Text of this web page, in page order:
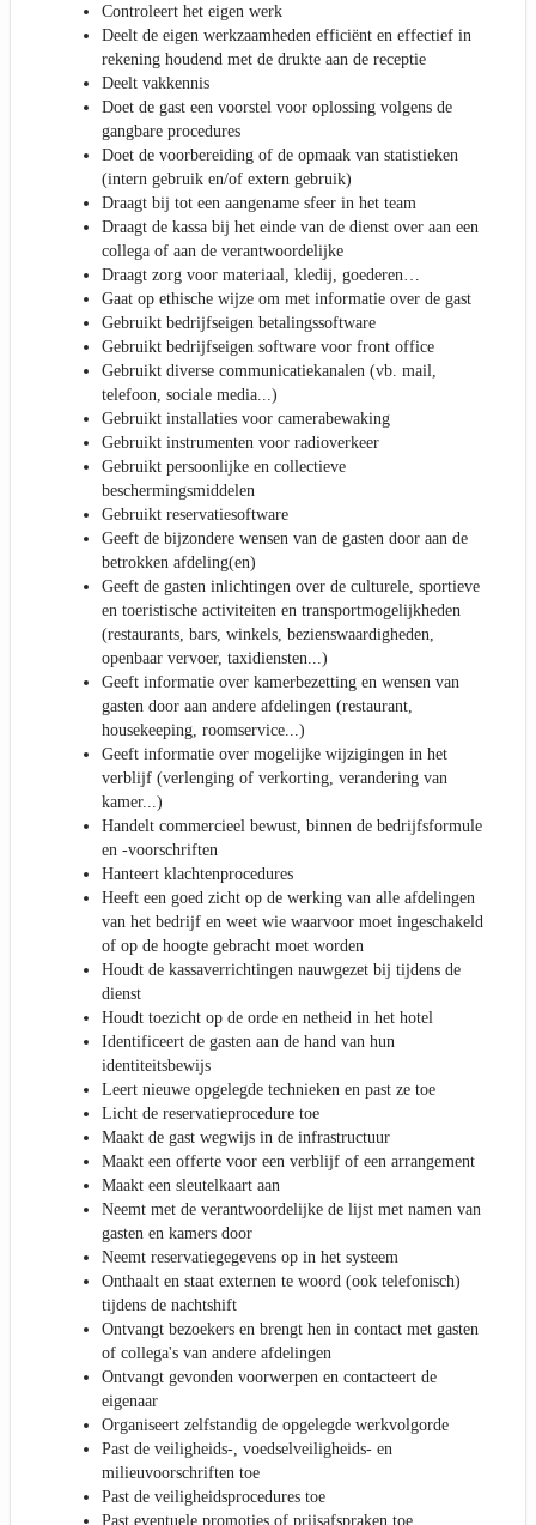
Controleert het eigen werk
Deelt de eigen werkzaamheden efficiënt en effectief in
rekening houdend met de drukte aan de receptie
Deelt vakkennis
Doet de gast een voorstel voor oplossing volgens de
gangbare procedures
Doet de voorbereiding of de opmaak van statistieken
(intern gebruik en/of extern gebruik)
Draagt bij tot een aangename sfeer in het team
Draagt de kassa bij het einde van de dienst over aan een
collega of aan de verantwoordelijke
Draagt zorg voor materiaal, kledij, goederen…
Gaat op ethische wijze om met informatie over de gast
Gebruikt bedrijfseigen betalingssoftware
Gebruikt bedrijfseigen software voor front office
Gebruikt diverse communicatiekanalen (vb. mail,
telefoon, sociale media...)
Gebruikt installaties voor camerabewaking
Gebruikt instrumenten voor radioverkeer
Gebruikt persoonlijke en collectieve
beschermingsmiddelen
Gebruikt reservatiesoftware
Geeft de bijzondere wensen van de gasten door aan de
betrokken afdeling(en)
Geeft de gasten inlichtingen over de culturele, sportieve
en toeristische activiteiten en transportmogelijkheden
(restaurants, bars, winkels, bezienswaardigheden,
openbaar vervoer, taxidiensten...)
Geeft informatie over kamerbezetting en wensen van
gasten door aan andere afdelingen (restaurant,
housekeeping, roomservice...)
Geeft informatie over mogelijke wijzigingen in het
verblijf (verlenging of verkorting, verandering van
kamer...)
Handelt commercieel bewust, binnen de bedrijfsformule
en -voorschriften
Hanteert klachtenprocedures
Heeft een goed zicht op de werking van alle afdelingen
van het bedrijf en weet wie waarvoor moet ingeschakeld
of op de hoogte gebracht moet worden
Houdt de kassaverrichtingen nauwgezet bij tijdens de
dienst
Houdt toezicht op de orde en netheid in het hotel
Identificeert de gasten aan de hand van hun
identiteitsbewijs
Leert nieuwe opgelegde technieken en past ze toe
Licht de reservatieprocedure toe
Maakt de gast wegwijs in de infrastructuur
Maakt een offerte voor een verblijf of een arrangement
Maakt een sleutelkaart aan
Neemt met de verantwoordelijke de lijst met namen van
gasten en kamers door
Neemt reservatiegegevens op in het systeem
Onthaalt en staat externen te woord (ook telefonisch)
tijdens de nachtshift
Ontvangt bezoekers en brengt hen in contact met gasten
of collega's van andere afdelingen
Ontvangt gevonden voorwerpen en contacteert de
eigenaar
Organiseert zelfstandig de opgelegde werkvolgorde
Past de veiligheids-, voedselveiligheids- en
milieuvoorschriften toe
Past de veiligheidsprocedures toe
Past eventuele promoties of prijsafspraken toe